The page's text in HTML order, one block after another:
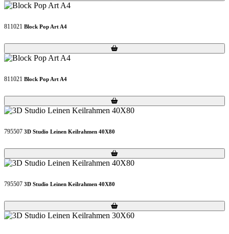
811021 Block Pop Art A4
Loading...
Loading...
811021 Block Pop Art A4
Loading...
Loading...
795507 3D Studio Leinen Keilrahmen 40X80
Loading...
Loading...
795507 3D Studio Leinen Keilrahmen 40X80
Loading...
Loading...